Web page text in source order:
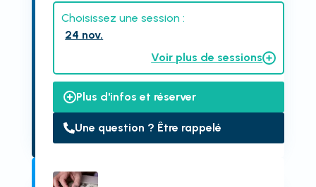
Choisissez une session :
24 nov.
Voir plus de sessions
Plus d'infos et réserver
Une question ? Être rappelé